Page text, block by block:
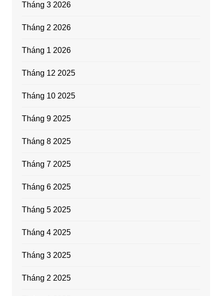
Tháng 3 2026
Tháng 2 2026
Tháng 1 2026
Tháng 12 2025
Tháng 10 2025
Tháng 9 2025
Tháng 8 2025
Tháng 7 2025
Tháng 6 2025
Tháng 5 2025
Tháng 4 2025
Tháng 3 2025
Tháng 2 2025